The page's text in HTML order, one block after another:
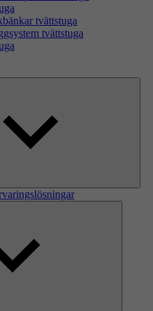
tvättstuga
tvättstuga